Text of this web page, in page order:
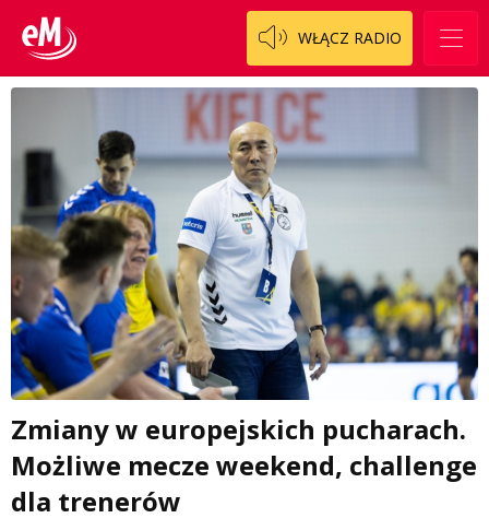
WŁĄCZ RADIO
Zmiany w europejskich pucharach.
Możliwe mecze weekend, challenge
dla trenerów